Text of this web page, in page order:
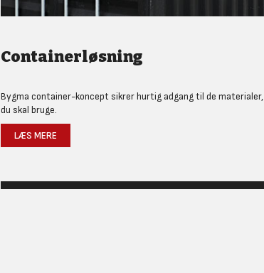
Containerløsning
Bygma container-koncept sikrer hurtig adgang til de materialer,
du skal bruge.
LÆS MERE